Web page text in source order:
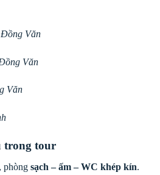
Đồng Văn
Văn
Văn
trong tour
phòng sạch – ấm – WC khép kín.